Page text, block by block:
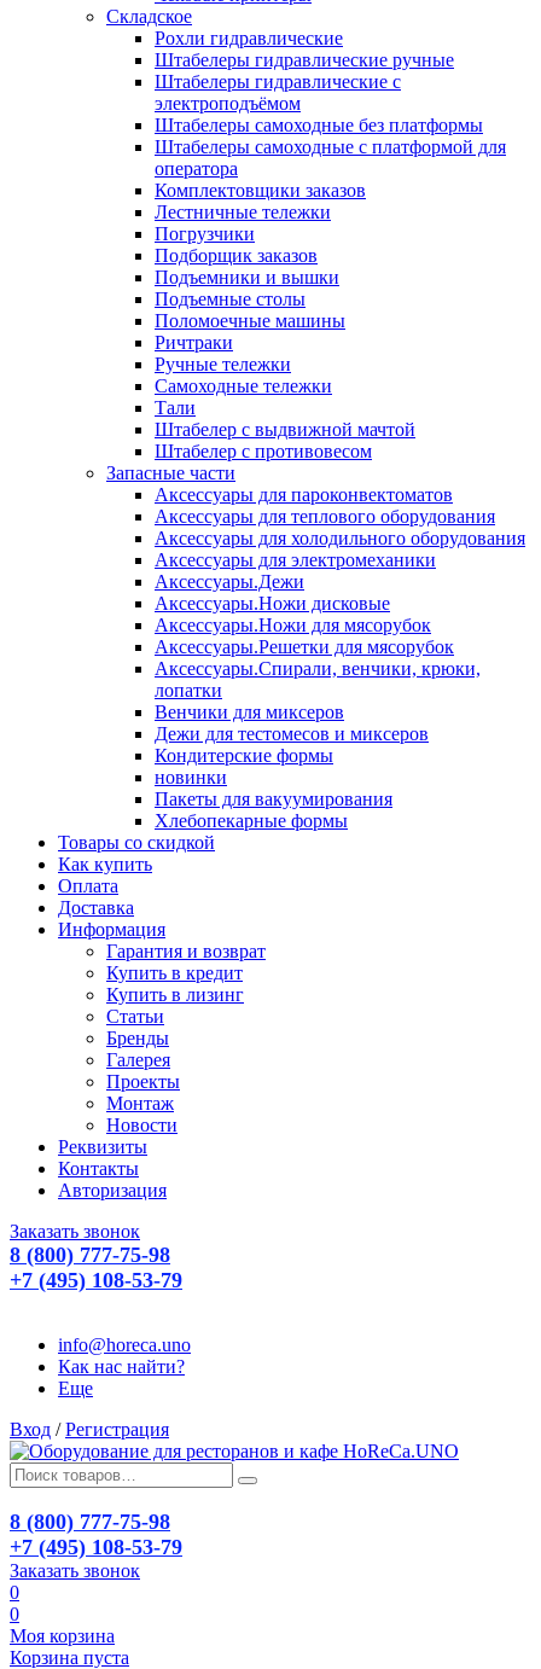
Складское
Рохли гидравлические
Штабелеры гидравлические ручные
Штабелеры гидравлические с
электроподъёмом
Штабелеры самоходные без платформы
Штабелеры самоходные с платформой для
оператора
Комплектовщики заказов
Лестничные тележки
Погрузчики
Подборщик заказов
Подъемники и вышки
Подъемные столы
Поломоечные машины
Ричтраки
Ручные тележки
Самоходные тележки
Тали
Штабелер с выдвижной мачтой
Штабелер с противовесом
Запасные части
Аксессуары для пароконвектоматов
Аксессуары для теплового оборудования
Аксессуары для холодильного оборудования
Аксессуары для электромеханики
Аксессуары.Дежи
Аксессуары.Ножи дисковые
Аксессуары.Ножи для мясорубок
Аксессуары.Решетки для мясорубок
Аксессуары.Спирали, венчики, крюки,
лопатки
Венчики для миксеров
Дежи для тестомесов и миксеров
Кондитерские формы
новинки
Пакеты для вакуумирования
Хлебопекарные формы
Товары со скидкой
Как купить
Оплата
Доставка
Информация
Гарантия и возврат
Купить в кредит
Купить в лизинг
Статьи
Бренды
Галерея
Проекты
Монтаж
Новости
Реквизиты
Контакты
Авторизация
Заказать звонок
8 (800) 777-75-98
+7 (495) 108-53-79
info@horeca.uno
Как нас найти?
Еще
Вход / Регистрация
8 (800) 777-75-98
+7 (495) 108-53-79
Заказать звонок
0
0
Моя корзина
Корзина пуста